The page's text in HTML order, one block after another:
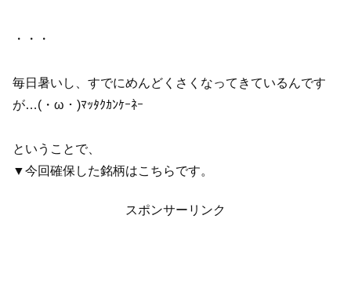
・・・
毎日暑いし、すでにめんどくさくなってきているんです
が…(・ω・)ﾏｯﾀｸｶﾝｹｰﾈｰ
ということで、
▼今回確保した銘柄はこちらです。
スポンサーリンク